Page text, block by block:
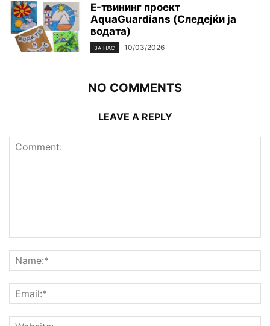
E-твининг проект
AquaGuardians (Следејќи ја
водата)
ЗА НАС 10/03/2026
NO COMMENTS
LEAVE A REPLY